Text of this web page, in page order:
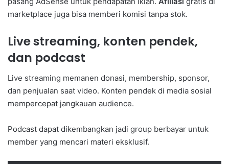
marketplace juga bisa memberi komisi tanpa stok.
Live streaming, konten pendek,
dan podcast
Live streaming memanen donasi, membership, sponsor,
dan penjualan saat video. Konten pendek di media sosial
mempercepat jangkauan audience.
Podcast dapat dikembangkan jadi group berbayar untuk
member yang mencari materi eksklusif.